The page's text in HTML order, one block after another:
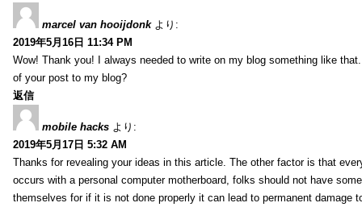
marcel van hooijdonk より:
2019年5月16日 11:34 PM
Wow! Thank you! I always needed to write on my blog something like
of your post to my blog?
返信
mobile hacks より:
2019年5月17日 5:32 AM
Thanks for revealing your ideas in this article. The other factor is that
occurs with a personal computer motherboard, folks should not have
themselves for if it is not done properly it can lead to permanent damage